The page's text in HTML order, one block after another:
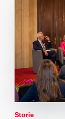
Storie